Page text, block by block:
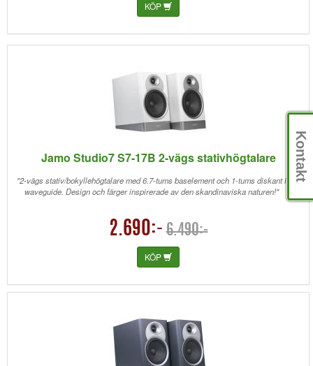
KÖP
Jamo Studio7 S7-17B 2-vägs stativhögtalare
"2-vägs stativ/bokyllehögtalare med 6.7-tums baselement och 1-tums diskant i
waveguide. Design och färger inspirerade av den skandinaviska naturen!"
2.690:- 6.490:-
KÖP
Kontakt